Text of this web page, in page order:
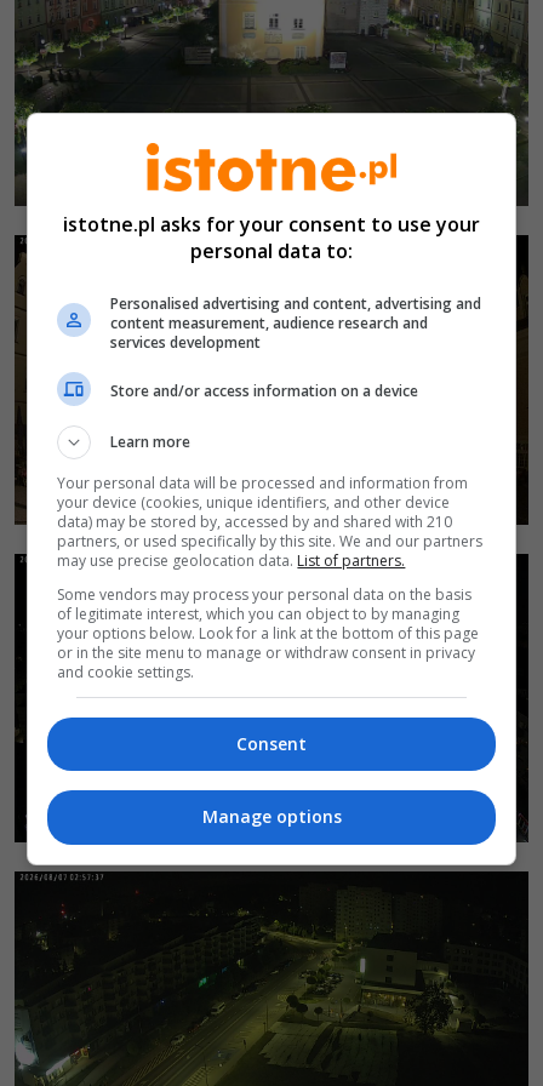
istotne.pl asks for your consent to use your
personal data to:
Personalised advertising and content, advertising and
content measurement, audience research and
services development
Store and/or access information on a device
Learn more
Your personal data will be processed and information from
your device (cookies, unique identifiers, and other device
data) may be stored by, accessed by and shared with 210
partners, or used specifically by this site. We and our partners
may use precise geolocation data. List of partners.
Some vendors may process your personal data on the basis
of legitimate interest, which you can object to by managing
your options below. Look for a link at the bottom of this page
or in the site menu to manage or withdraw consent in privacy
and cookie settings.
Consent
Manage options